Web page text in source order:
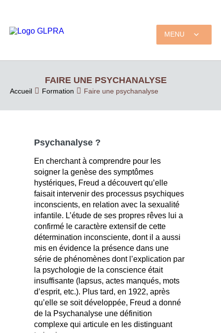
MENU
FAIRE UNE PSYCHANALYSE
Accueil Formation Faire une psychanalyse
Psychanalyse ?
En cherchant à comprendre pour les
soigner la genèse des symptômes
hystériques, Freud a découvert qu’elle
faisait intervenir des processus psychiques
inconscients, en relation avec la sexualité
infantile. L’étude de ses propres rêves lui a
confirmé le caractère extensif de cette
détermination inconsciente, dont il a aussi
mis en évidence la présence dans une
série de phénomènes dont l’explication par
la psychologie de la conscience était
insuffisante (lapsus, actes manqués, mots
d’esprit, etc.). Plus tard, en 1922, après
qu’elle se soit développée, Freud a donné
de la Psychanalyse une définition
complexe qui articule en les distinguant